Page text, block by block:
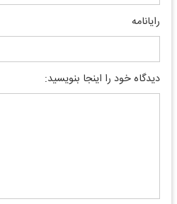
رایانامه
دیدگاه خود را اینجا بنویسید: